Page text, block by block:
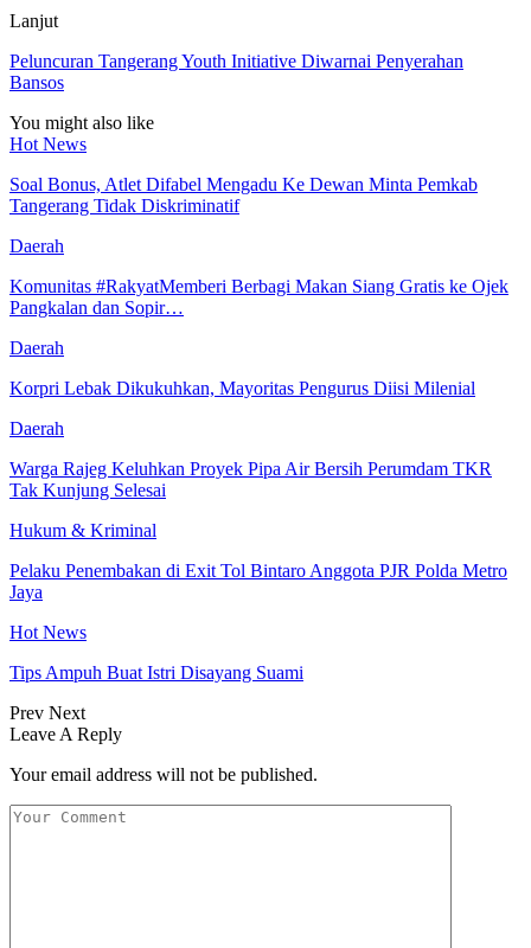
Lanjut
Peluncuran Tangerang Youth Initiative Diwarnai Penyerahan
Bansos
You might also like
Hot News
Soal Bonus, Atlet Difabel Mengadu Ke Dewan Minta Pemkab
Tangerang Tidak Diskriminatif
Daerah
Komunitas #RakyatMemberi Berbagi Makan Siang Gratis ke Ojek
Pangkalan dan Sopir…
Daerah
Korpri Lebak Dikukuhkan, Mayoritas Pengurus Diisi Milenial
Daerah
Warga Rajeg Keluhkan Proyek Pipa Air Bersih Perumdam TKR
Tak Kunjung Selesai
Hukum & Kriminal
Pelaku Penembakan di Exit Tol Bintaro Anggota PJR Polda Metro
Jaya
Hot News
Tips Ampuh Buat Istri Disayang Suami
Prev Next
Leave A Reply
Your email address will not be published.